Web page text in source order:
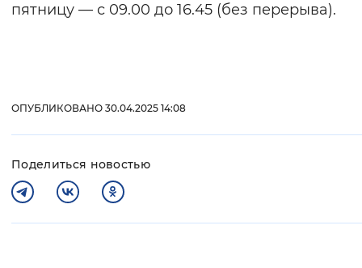
пятницу — с 09.00 до 16.45 (без перерыва).
ОПУБЛИКОВАНО 30.04.2025 14:08
Поделиться новостью